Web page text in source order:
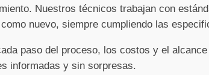
Nuestros técnicos trabajan con
nuevo, siempre cumpliendo las
paso del proceso, los costos y el alcance
informadas y sin sorpresas.